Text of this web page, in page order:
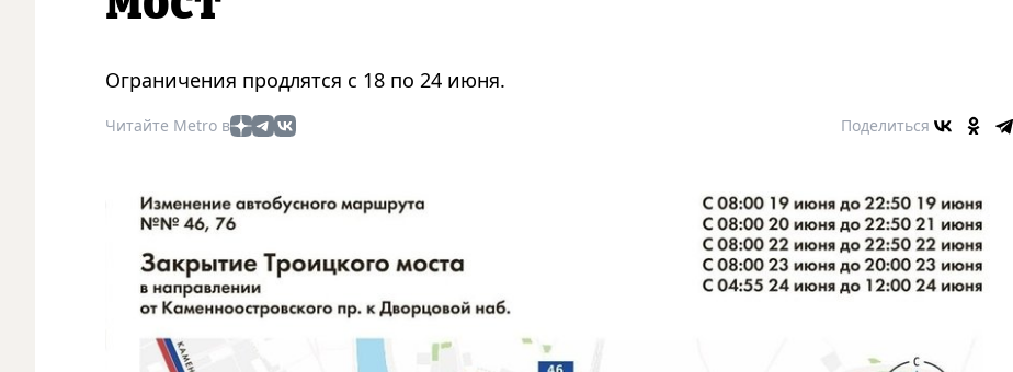
Ограничения продлятся с 18 по 24 июня.
Читайте Metro в Поделиться